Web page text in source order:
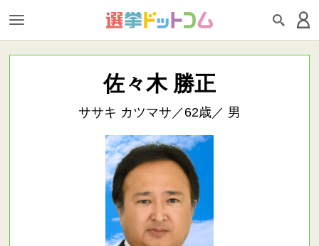
佐々木 勝正
ササキ カツマサ／62歳／ 男